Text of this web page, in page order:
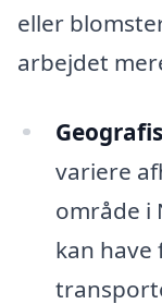
eller
arbejdet
variere
område i
kan have